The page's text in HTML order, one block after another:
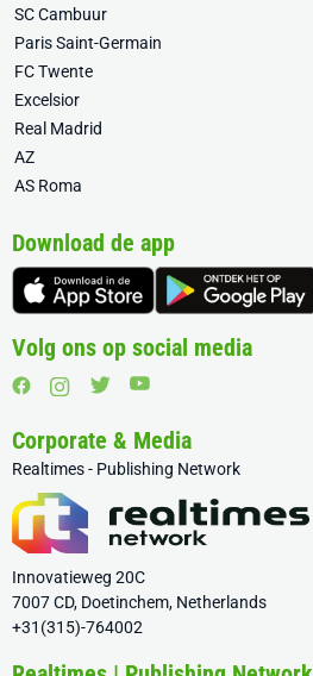
SC Cambuur
Paris Saint-Germain
FC Twente
Excelsior
Real Madrid
AZ
AS Roma
Download de app
Volg ons op social media
Corporate & Media
Realtimes - Publishing Network
Innovatieweg 20C
7007 CD, Doetinchem, Netherlands
+31(315)-764002